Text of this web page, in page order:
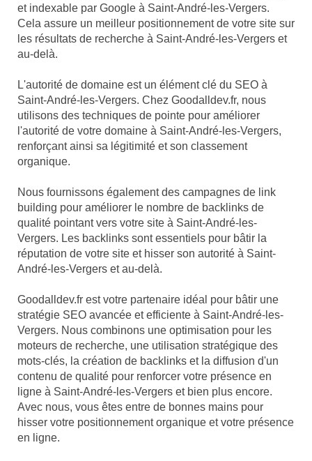
et indexable par Google à Saint-André-les-Vergers.
Cela assure un meilleur positionnement de votre site sur
les résultats de recherche à Saint-André-les-Vergers et
au-delà.
L'autorité de domaine est un élément clé du SEO à
Saint-André-les-Vergers. Chez Goodalldev.fr, nous
utilisons des techniques de pointe pour améliorer
l'autorité de votre domaine à Saint-André-les-Vergers,
renforçant ainsi sa légitimité et son classement
organique.
Nous fournissons également des campagnes de link
building pour améliorer le nombre de backlinks de
qualité pointant vers votre site à Saint-André-les-
Vergers. Les backlinks sont essentiels pour bâtir la
réputation de votre site et hisser son autorité à Saint-
André-les-Vergers et au-delà.
Goodalldev.fr est votre partenaire idéal pour bâtir une
stratégie SEO avancée et efficiente à Saint-André-les-
Vergers. Nous combinons une optimisation pour les
moteurs de recherche, une utilisation stratégique des
mots-clés, la création de backlinks et la diffusion d'un
contenu de qualité pour renforcer votre présence en
ligne à Saint-André-les-Vergers et bien plus encore.
Avec nous, vous êtes entre de bonnes mains pour
hisser votre positionnement organique et votre présence
en ligne.